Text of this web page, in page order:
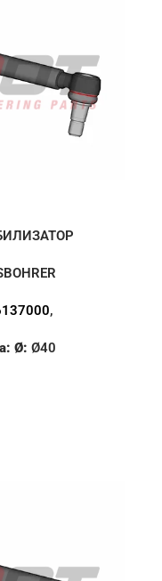
,
Ø:Ø40